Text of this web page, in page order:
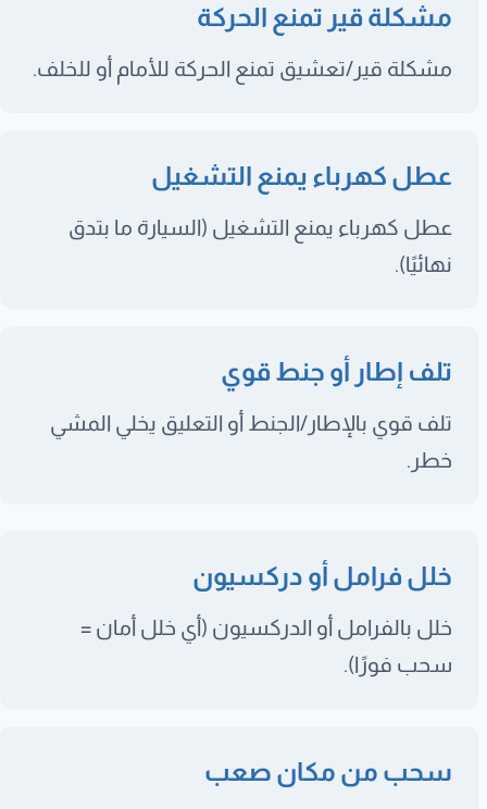
مشكلة قير تمنع الحركة
مشكلة قير/تعشيق تمنع الحركة للأمام أو للخلف.
عطل كهرباء يمنع التشغيل
عطل كهرباء يمنع التشغيل (السيارة ما بتدق
نهائيًا).
تلف إطار أو جنط قوي
تلف قوي بالإطار/الجنط أو التعليق يخلي المشي
خطر.
خلل فرامل أو دركسيون
خلل بالفرامل أو الدركسيون (أي خلل أمان =
سحب فورًا).
سحب من مكان صعب